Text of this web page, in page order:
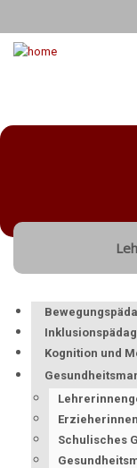
Kognition und
Schulisches